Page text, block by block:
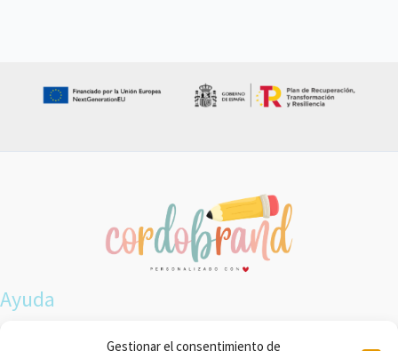
Gestionar el consentimiento de
Ayuda
Envíos y devoluciones